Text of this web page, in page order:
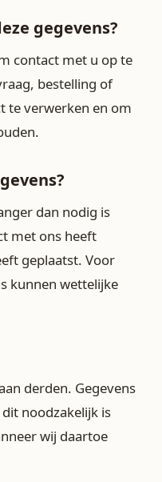
gegevens?
contact met u op te
bestelling of
te verwerken en om
dan nodig is
met ons heeft
geplaatst. Voor
kunnen wettelijke
derden. Gegevens
noodzakelijk is
wij daartoe